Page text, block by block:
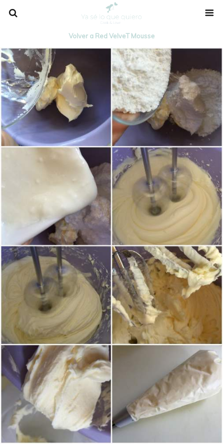
Volver a Red VelveT Mousse